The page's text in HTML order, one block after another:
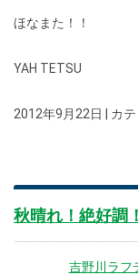
ほなまた！！
YAH TETSU
2012年9月22日 | カテ
秋晴れ！絶好調
吉野川ラフ